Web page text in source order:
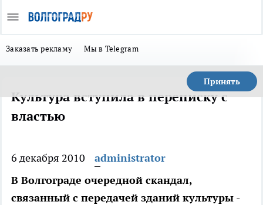
Заказать рекламу Мы в Telegram
Принять
Культура вступила в переписку с
властью
6 декабря 2010
administrator
В Волгограде очередной скандал,
связанный с передачей зданий культуры -